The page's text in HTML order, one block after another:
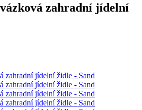
zahradní jídelní